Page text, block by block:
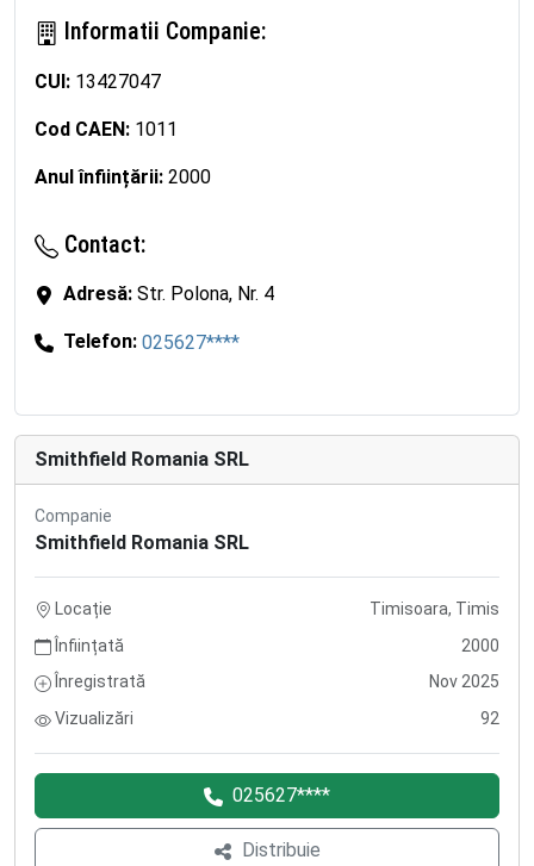
Informatii Companie:
CUI: 13427047
Cod CAEN: 1011
Anul înființării: 2000
Contact:
Adresă: Str. Polona, Nr. 4
Telefon: 025627****
Smithfield Romania SRL
Companie
Smithfield Romania SRL
Locație
Timisoara, Timis
Înființată
2000
Înregistrată
Nov 2025
Vizualizări
92
025627****
Distribuie